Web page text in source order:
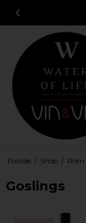
Forside / Shop / Rom
Goslings